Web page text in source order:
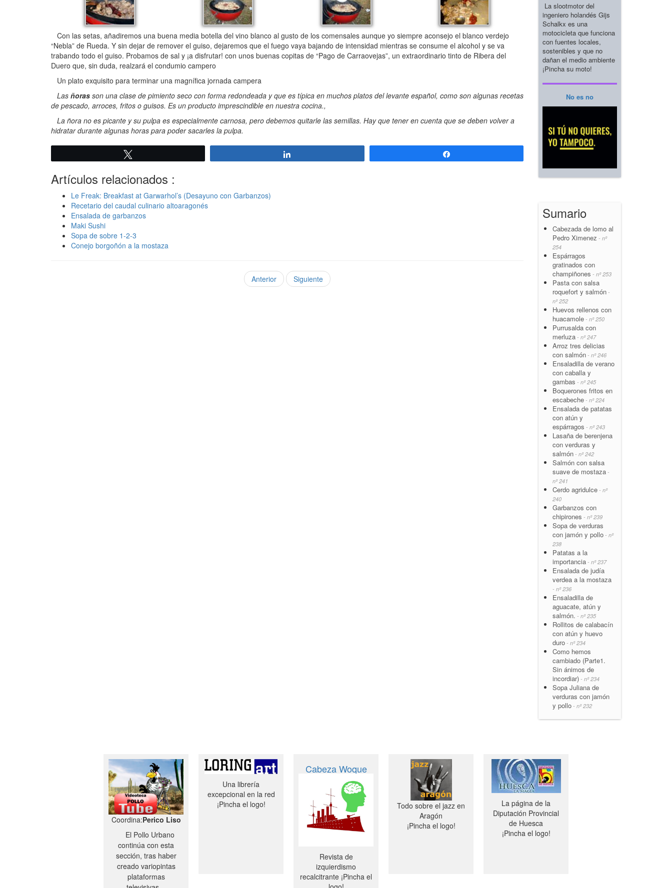
Con las setas, añadiremos una buena media botella del vino blanco al gusto de los comensales aunque yo siempre aconsejo el blanco verdejo
“Nebla” de Rueda. Y sin dejar de remover el guiso, dejaremos que el fuego vaya bajando de intensidad mientras se consume el alcohol y se va
trabando todo el guiso. Probamos de sal y ¡a disfrutar! con unos buenas copitas de “Pago de Carraovejas”, un extraordinario tinto de Ribera del
Duero que, sin duda, realzará el condumio campero
Un plato exquisito para terminar una magnífica jornada campera
Las ñoras son una clase de pimiento seco con forma redondeada y que es típica en muchos platos del levante español, como son algunas recetas
de pescado, arroces, fritos o guisos. Es un producto imprescindible en nuestra cocina.,
La ñora no es picante y su pulpa es especialmente carnosa, pero debemos quitarle las semillas. Hay que tener en cuenta que se deben volver a
hidratar durante algunas horas para poder sacarles la pulpa.
Artículos relacionados :
Le Freak: Breakfast at Garwarhol’s (Desayuno con Garbanzos)
Recetario del caudal culinario altoaragonés
Ensalada de garbanzos
Maki Sushi
Sopa de sobre 1-2-3
Conejo borgoñón a la mostaza
Anterior Siguiente
La slootmotor del
ingeniero holandés Gijs
Schalkx es una
motocicleta que funciona
con fuentes locales,
sostenibles y que no
dañan el medio ambiente
¡Pincha su moto!
No es no
Sumario
Cabezada de lomo al
Pedro Ximenez - nº
254
Espárragos
gratinados con
champiñones - nº 253
Pasta con salsa
roquefort y salmón -
nº 252
Huevos rellenos con
huacamole - nº 250
Purrusalda con
merluza - nº 247
Arroz tres delicias
con salmón - nº 246
Ensaladilla de verano
con caballa y
gambas - nº 245
Boquerones fritos en
escabeche - nº 224
Ensalada de patatas
con atún y
espárragos - nº 243
Lasaña de berenjena
con verduras y
salmón - nº 242
Salmón con salsa
suave de mostaza -
nº 241
Cerdo agridulce - nº
240
Garbanzos con
chipirones - nº 239
Sopa de verduras
con jamón y pollo - nº
238
Patatas a la
importancia - nº 237
Ensalada de judía
verdea a la mostaza
- nº 236
Ensaladilla de
aguacate, atún y
salmón. - nº 235
Rollitos de calabacín
con atún y huevo
duro - nº 234
Como hemos
cambiado (Parte1.
Sin ánimos de
incordiar) - nº 234
Sopa Juliana de
verduras con jamón
y pollo - nº 232
Coordina:Perico Liso
El Pollo Urbano
continúa con esta
sección, tras haber
creado variopintas
plataformas
Una librería
excepcional en la red
¡Pincha el logo!
Cabeza Woque
Revista de
izquierdismo
recalcitrante ¡Pincha el
Todo sobre el jazz en
Aragón
¡Pincha el logo!
La página de la
Diputación Provincial
de Huesca
¡Pincha el logo!